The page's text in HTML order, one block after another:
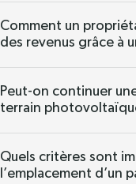
Comment un
des revenus grâce à
Peut-on continuer
terrain
Quels critères sont
l’emplacement d’un